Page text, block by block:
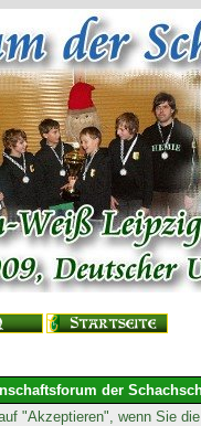
der
"Akzeptieren", wenn Sie